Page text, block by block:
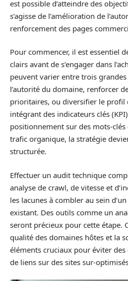
est possible d’atteindre des
s’agisse de l’amélioration de
renforcement des pages
Pour commencer, il est essentiel
clairs avant de s’engager dans
peuvent varier entre trois
l’autorité du domaine, renforcer
prioritaires, ou diversifier le profil
intégrant des indicateurs clés
positionnement sur des mots-clés
trafic organique, la stratégie
structurée.
Effectuer un audit technique
analyse de crawl, de vitesse et
les lacunes à combler au sein
existant. Des outils comme un
seront précieux pour cette étape.
qualité des domaines hôtes et la
éléments cruciaux pour éviter des
de liens sur des sites sur-